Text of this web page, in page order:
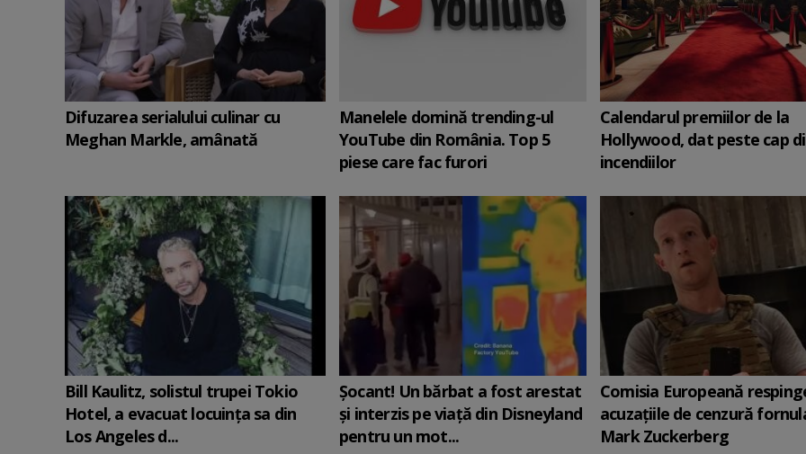
Difuzarea serialului culinar cu
Meghan Markle, amânată
Manelele domină trending-ul
YouTube din România. Top 5
piese care fac furori
Calendarul premiilor de la
Hollywood, dat peste cap
incendiilor
Bill Kaulitz, solistul trupei Tokio
Hotel, a evacuat locuinţa sa din
Los Angeles d...
Șocant! Un bărbat a fost arestat
și interzis pe viață din Disneyland
pentru un mot...
Comisia Europeană
acuzaţiile de cenzură
Mark Zuckerberg